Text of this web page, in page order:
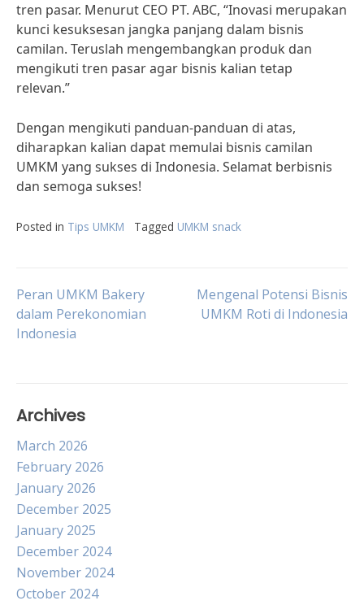
tren pasar. Menurut CEO PT. ABC, “Inovasi merupakan
kunci kesuksesan jangka panjang dalam bisnis
camilan. Teruslah mengembangkan produk dan
mengikuti tren pasar agar bisnis kalian tetap
relevan.”
Dengan mengikuti panduan-panduan di atas,
diharapkan kalian dapat memulai bisnis camilan
UMKM yang sukses di Indonesia. Selamat berbisnis
dan semoga sukses!
Posted in Tips UMKM Tagged UMKM snack
Post
navigation
Peran UMKM Bakery
dalam Perekonomian
Indonesia
Mengenal Potensi Bisnis
UMKM Roti di Indonesia
Archives
March 2026
February 2026
January 2026
December 2025
January 2025
December 2024
November 2024
October 2024